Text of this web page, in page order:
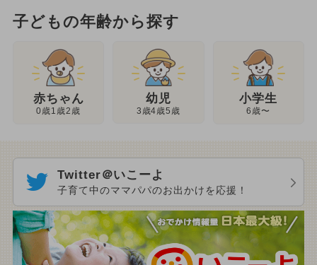
子どもの年齢から探す
赤ちゃん
0歳1歳2歳
幼児
3歳4歳5歳
小学生
6歳〜
Twitter＠いこーよ
子育て中のママパパのお出かけを応援！